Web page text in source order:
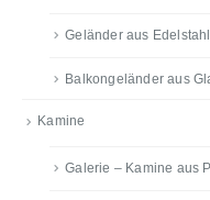
Geländer aus Edelstahl
Balkongeländer aus
Kamine
Galerie – Kamine aus